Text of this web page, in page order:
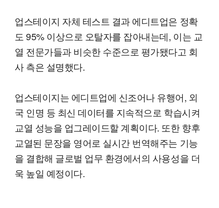
업스테이지 자체 테스트 결과 에디트업은 정확
도 95% 이상으로 오탈자를 잡아내는데, 이는 교
열 전문가들과 비슷한 수준으로 평가됐다고 회
사 측은 설명했다.
업스테이지는 에디트업에 신조어나 유행어, 외
국 인명 등 최신 데이터를 지속적으로 학습시켜
교열 성능을 업그레이드할 계획이다. 또한 향후
교열된 문장을 영어로 실시간 번역해주는 기능
을 결합해 글로벌 업무 환경에서의 사용성을 더
욱 높일 예정이다.